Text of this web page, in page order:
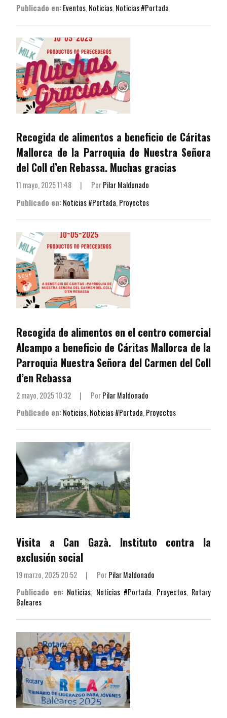
Publicado en:Eventos, Noticias, Noticias #Portada
Recogida de alimentos a beneficio de Cáritas
Mallorca de la Parroquia de Nuestra Señora
del Coll d’en Rebassa. Muchas gracias
11 mayo, 2025 11:48 | PorPilar Maldonado
Publicado en:Noticias #Portada, Proyectos
Recogida de alimentos en el centro comercial
Alcampo a beneficio de Cáritas Mallorca de la
Parroquia Nuestra Señora del Carmen del Coll
d’en Rebassa
2 mayo, 2025 10:32 | PorPilar Maldonado
Publicado en:Noticias, Noticias #Portada, Proyectos
Visita a Can Gazà. Instituto contra la
exclusión social
19 marzo, 2025 20:52 | PorPilar Maldonado
Publicado en: Noticias, Noticias #Portada, Proyectos, Rotary
Baleares